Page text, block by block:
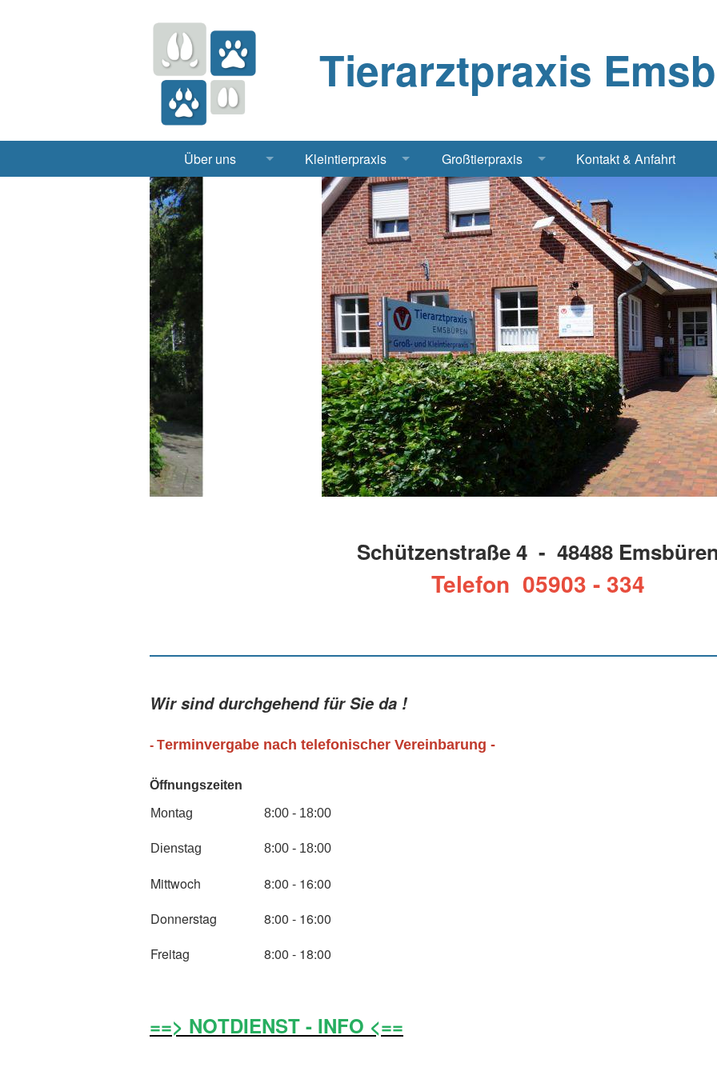
Tierarztpraxis
Über uns
Apotheke
Labor
Jobs & Praktikum
Kleintierpraxis
Hund, Katze
Heimtiere
Röntgen Ultraschall Elektrochirurgie Narkose
Großtierpraxis
Bestandsbetreuung Schwein
Bestandsbetreuung Rind
Pferde
Geflügel, Tauben, Hühner
Kontakt & Anfahrt
Schützenstraße 4 - 48488
Telefon 05903 - 334
Wir sind durchgehend für Sie da !
- Terminvergabe nach telefonischer Vereinbarung -
Öffnungszeiten
Montag 8:00 - 18:00
Dienstag 8:00 - 18:00
Mittwoch
8:00 - 16:00
Donnerstag
8:00 - 16:00
Freitag
8:00 - 18:00
==> NOTDIENST - INFO <==